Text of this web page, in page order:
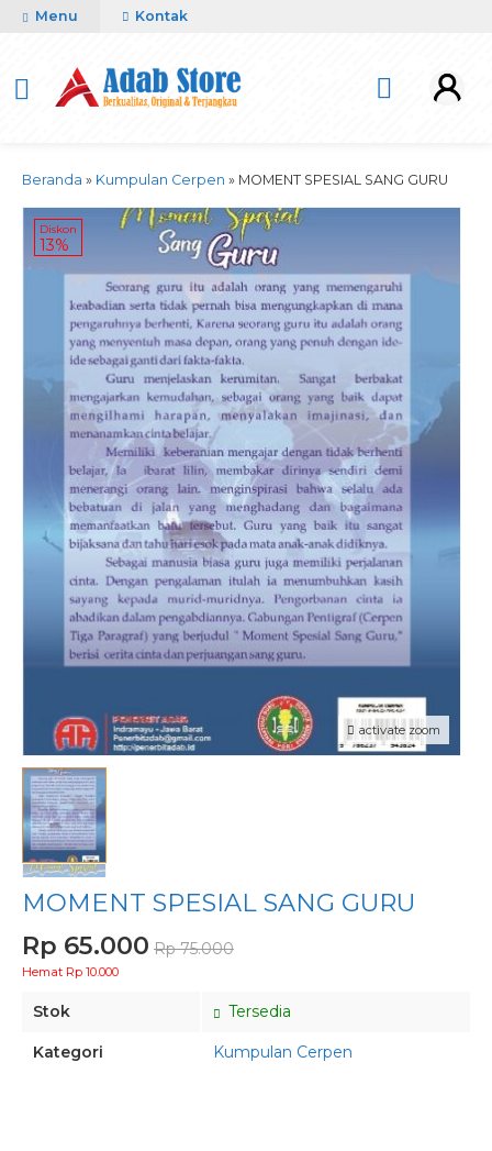
Menu Kontak
Beranda » Kumpulan Cerpen » MOMENT SPESIAL SANG GURU
activate zoom
Diskon
13%
MOMENT SPESIAL SANG GURU
Rp 65.000 Rp 75.000
Hemat Rp 10.000
Stok Tersedia
Kategori Kumpulan Cerpen